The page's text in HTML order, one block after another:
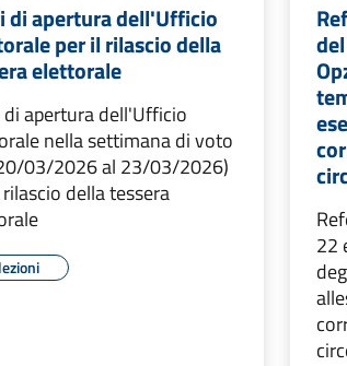
di apertura dell'Ufficio
per il rilascio della
elettorale
di apertura dell'Ufficio
nella settimana di voto
03/2026 al 23/03/2026)
della tessera
22